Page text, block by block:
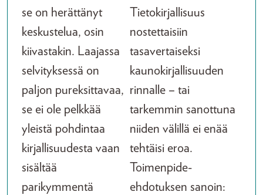
se on herättänyt
keskustelua, osin
kiivastakin. Laajassa
selvityksessä on
paljon pureksittavaa,
se ei ole pelkkää
yleistä pohdintaa
kirjallisuudesta vaan
sisältää
parikymmentä
Tietokirjallisuus
nostettaisiin
tasavertaiseksi
kaunokirjallisuuden
rinnalle – tai
tarkemmin sanottuna
niiden välillä ei enää
tehtäisi eroa.
Toimenpide-
ehdotuksen sanoin: